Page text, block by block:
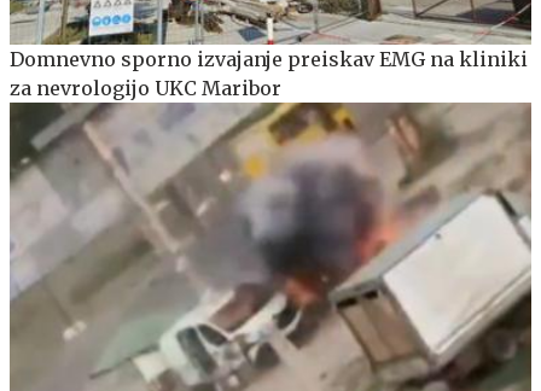
Domnevno sporno izvajanje preiskav EMG na kliniki
za nevrologijo UKC Maribor